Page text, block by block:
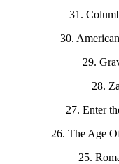
31.
30.
29.
28.
27. Enter
26. The Age
25.